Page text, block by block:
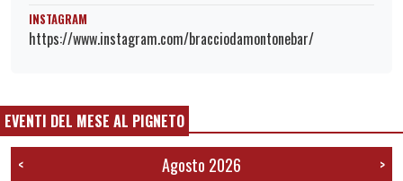
INSTAGRAM
https://www.instagram.com/bracciodamontonebar/
EVENTI DEL MESE AL PIGNETO
< Agosto 2026 >